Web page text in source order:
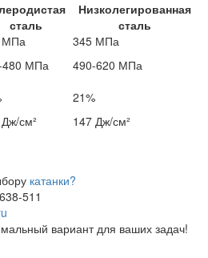
сталь
Низколегированная
сталь
МПа
345 МПа
480 МПа
490-620 МПа
21%
см² 147 Дж/см²
катанки?
511
вариант для ваших задач!